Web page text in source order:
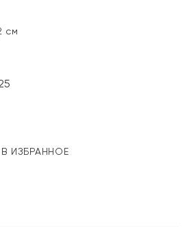
см
В ИЗБРАННОЕ